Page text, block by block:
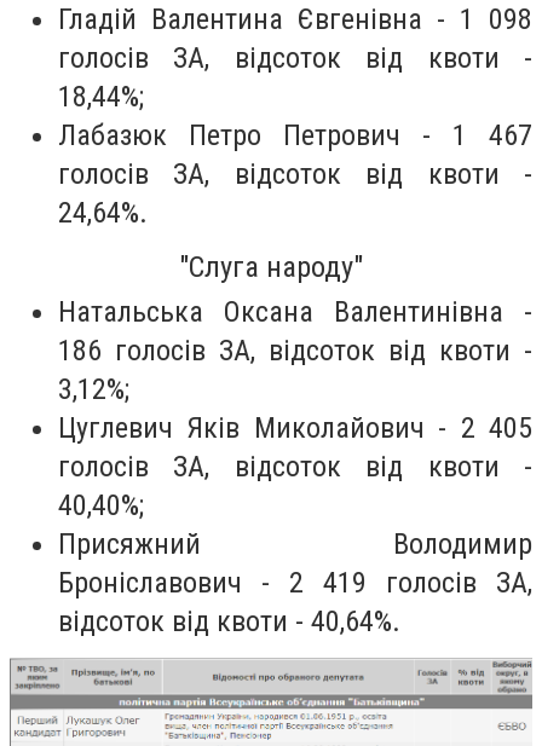
Гладій Валентина Євгенівна - 1 098
голосів ЗА, відсоток від квоти -
18,44%;
Лабазюк Петро Петрович - 1 467
голосів ЗА, відсоток від квоти -
24,64%.
"Слуга народу"
Натальська Оксана Валентинівна -
186 голосів ЗА, відсоток від квоти -
3,12%;
Цуглевич Яків Миколайович - 2 405
голосів ЗА, відсоток від квоти -
40,40%;
Присяжний Володимир
Броніславович - 2 419 голосів ЗА,
відсоток від квоти - 40,64%.